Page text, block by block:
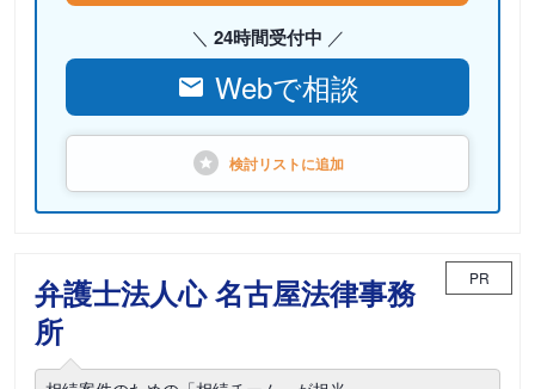
24時間受付中
Webで相談
検討リストに追加
弁護士法人心 名古屋法律事務
所
PR